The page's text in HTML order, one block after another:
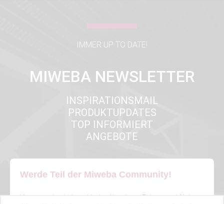
IMMER UP TO DATE!
MIWEBA NEWSLETTER
INSPIRATIONSMAIL
PRODUKTUPDATES
TOP INFORMIERT
ANGEBOTE
Werde Teil der Miweba Community!
Verpasse nie wieder exklusive Newsletter-Rabatte und Aktionen